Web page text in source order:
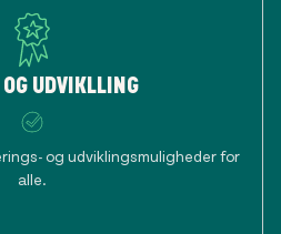
UDVIKLLING
og udviklingsmuligheder for
alle.